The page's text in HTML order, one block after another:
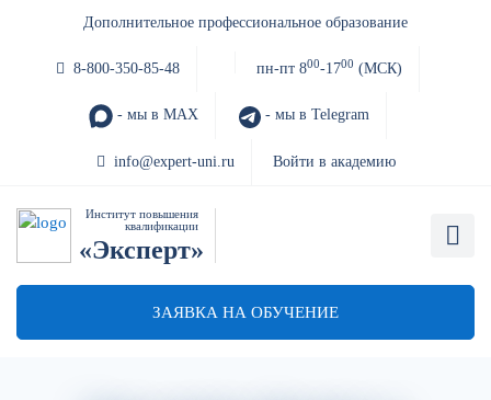
Дополнительное профессиональное образование
8-800-350-85-48 пн-пт 800-1700 (МСК)
- мы в MAX - мы в Telegram
info@expert-uni.ru Войти в академию
Институт повышения
квалификации
«Эксперт»
ЗАЯВКА НА ОБУЧЕНИЕ